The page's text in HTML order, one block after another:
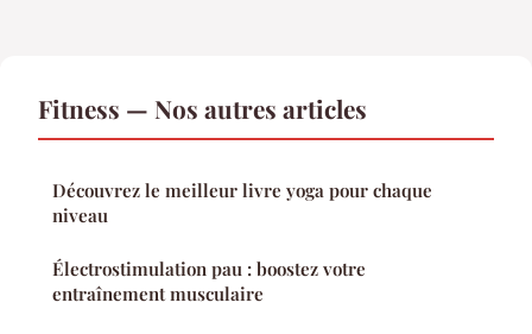
Fitness — Nos autres articles
Découvrez le meilleur livre yoga pour chaque
niveau
Électrostimulation pau : boostez votre
entraînement musculaire